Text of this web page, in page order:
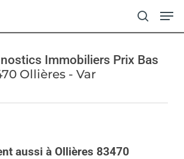
Immobiliers Prix Bas
Ollières - Var
aussi à Ollières 83470